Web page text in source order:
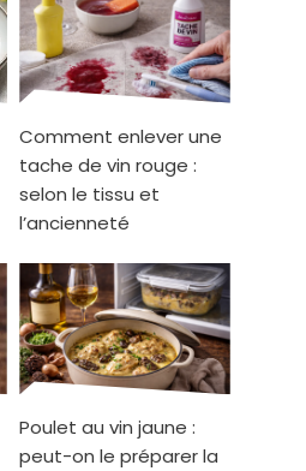
Comment enlever une
tache de vin rouge :
selon le tissu et
l’ancienneté
Poulet au vin jaune :
peut-on le préparer la